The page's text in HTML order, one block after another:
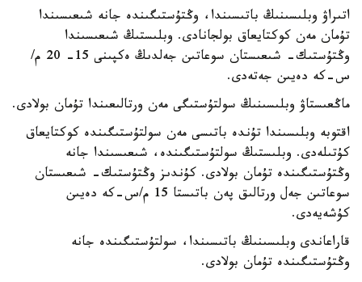
اتىراۋ وبلىسىنىڭ باتىسىندا، وڭتۇستىگىندە جانە شىعىسىندا
تۇمان مەن كوكتايعاق بولجانادى. وبلىستىڭ شىعىسىندا
وڭتۇستىك- شىعىستان سوعاتىن جەلدىڭ ەكپىنى 15- 20 م/
س-كە دەيىن جەتەدى.
ماڭعىستاۋ وبلىسىنىڭ سولتۇستىگى مەن ورتالىعىندا تۇمان بولادى.
اقتوبە وبلىسىندا تۇندە باتىسى مەن سولتۇستىگىندە كوكتايعاق
كۇتىلەدى. وبلىستىڭ سولتۇستىگىندە، شىعىسىندا جانە
وڭتۇستىگىندە تۇمان بولادى. كۇندىز وڭتۇستىك- شىعىستان
سوعاتىن جەل ورتالىق پەن باتىستا 15 م/س-كە دەيىن
كۇشەيەدى.
قاراعاندى وبلىسىنىڭ باتىسىندا، سولتۇستىگىندە جانە
وڭتۇستىگىندە تۇمان بولادى.